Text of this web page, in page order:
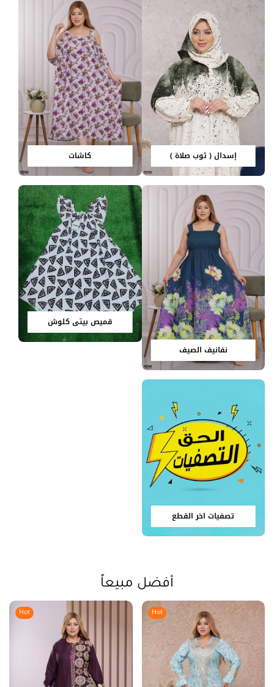
إسدال ( ثوب صلاة ) كاشات
نفانيف الصيف
قميص بيتي كلوش
تصفيات اخر القطع
أفضل مبيعاً
Hot
Hot